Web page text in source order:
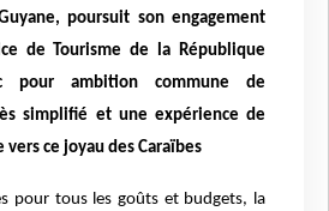
poursuit son engagement
de Tourisme de la République
pour ambition commune de
simplifié et une expérience de
vers ce joyau des Caraïbes
pour tous les goûts et budgets, la